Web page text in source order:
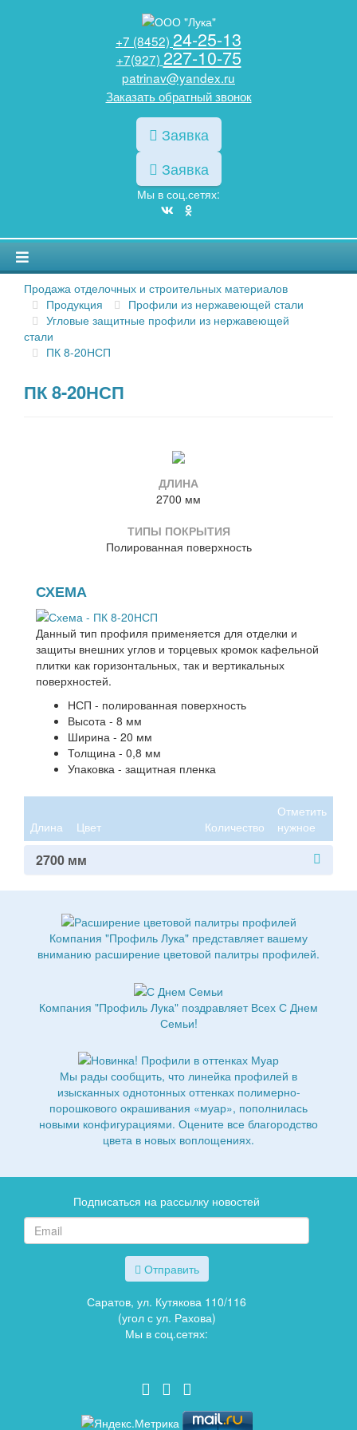
+7 (8452) 24-25-13
+7(927) 227-10-75
patrinav@yandex.ru
Заказать обратный звонок
Заявка
Заявка
Мы в соц.сетях:
Продажа отделочных и строительных материалов
Продукция
Профили из нержавеющей стали
Угловые защитные профили из нержавеющей
стали
ПК 8-20НСП
ПК 8-20НСП
ДЛИНА
2700 мм
ТИПЫ ПОКРЫТИЯ
Полированная поверхность
СХЕМА
Данный тип профиля применяется для отделки и
защиты внешних углов и торцевых кромок кафельной
плитки как горизонтальных, так и вертикальных
поверхностей.
НСП - полированная поверхность
Высота - 8 мм
Ширина - 20 мм
Толщина - 0,8 мм
Упаковка - защитная пленка
Длина Цвет Количество
Отметить
нужное
2700 мм
Компания "Профиль Лука" представляет вашему
вниманию расширение цветовой палитры профилей.
Компания "Профиль Лука" поздравляет Всех С Днем
Семьи!
Мы рады сообщить, что линейка профилей в
изысканных однотонных оттенках полимерно-
порошкового окрашивания «муар», пополнилась
новыми конфигурациями. Оцените все благородство
цвета в новых воплощениях.
Подписаться на рассылку новостей
Отправить
Саратов, ул. Кутякова 110/116
(угол с ул. Рахова)
Мы в соц.сетях: